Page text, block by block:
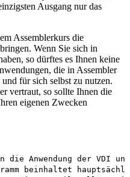
Ausgang nur das
Assemblerkurs die
Wenn Sie sich in
so dürftes es Ihnen keine
die in Assembler
für sich selbst zu nutzen.
vertraut, so sollte Ihnen die
eigenen Zwecken
die Anwendung der VDI
beinhaltet